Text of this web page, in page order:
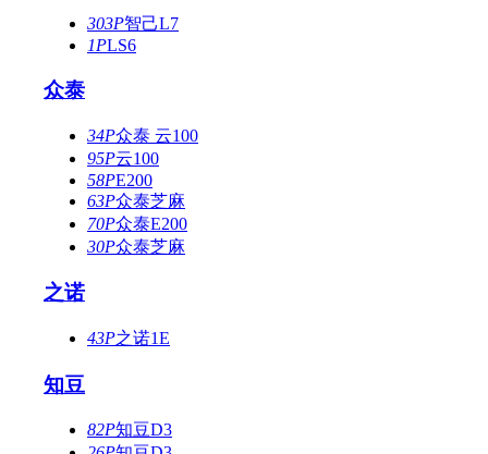
303P智己L7
1PLS6
众泰
34P众泰 云100
95P云100
58PE200
63P众泰芝麻
70P众泰E200
30P众泰芝麻
之诺
43P之诺1E
知豆
82P知豆D3